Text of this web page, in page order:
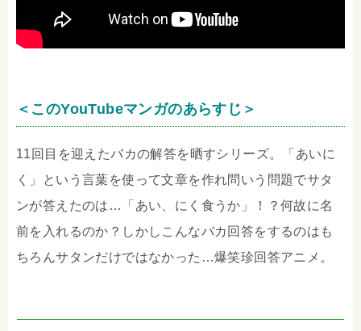
＜このYouTubeマンガのあらすじ＞
11回目を迎えたバカの解答を晒すシリーズ。「あいに
く」という言葉を使って文章を作れ問いう問題でサタ
ンが答えたのは…「あい、にく食うか」！？何故に名
前を入れるのか？しかしこんなバカ回答をするのはも
ちろんサタンだけではなかった…爆笑珍回答アニメ。